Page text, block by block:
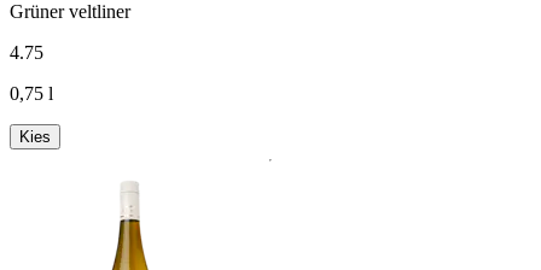
Grüner veltliner
4.75
0,75 l
Kies